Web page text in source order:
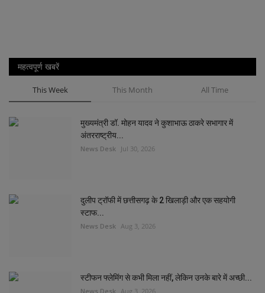
महत्वपूर्ण खबरें
This Week This Month All Time
मुख्यमंत्री डॉ. मोहन यादव ने कुशाभाऊ ठाकरे सभागार में
अंतरराष्ट्रीय...
News Desk Jul 30, 2026
दुलीप ट्रॉफी में छत्तीसगढ़ के 2 खिलाड़ी और एक सहयोगी
स्टाफ...
News Desk Aug 3, 2026
स्टीफन फ्लेमिंग से कभी मिला नहीं, लेकिन उनके बारे में अच्छी...
News Desk Aug 3, 2026